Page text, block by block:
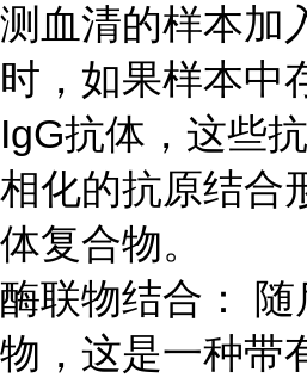
测血清的样本加
时，如果样本中
IgG抗体，这些
相化的抗原结合
体复合物。
酶联物结合： 随
物，这是一种带